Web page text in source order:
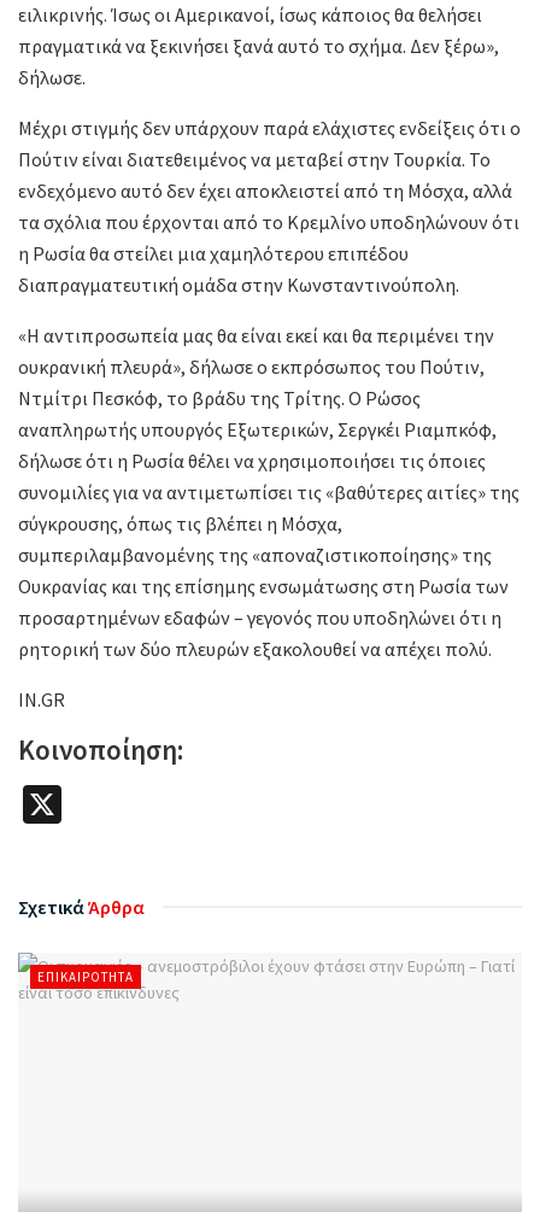
ειλικρινής. Ίσως οι Αμερικανοί, ίσως κάποιος θα θελήσει
πραγματικά να ξεκινήσει ξανά αυτό το σχήμα. Δεν ξέρω»,
δήλωσε.
Μέχρι στιγμής δεν υπάρχουν παρά ελάχιστες ενδείξεις ότι ο
Πούτιν είναι διατεθειμένος να μεταβεί στην Τουρκία. Το
ενδεχόμενο αυτό δεν έχει αποκλειστεί από τη Μόσχα, αλλά
τα σχόλια που έρχονται από το Κρεμλίνο υποδηλώνουν ότι
η Ρωσία θα στείλει μια χαμηλότερου επιπέδου
διαπραγματευτική ομάδα στην Κωνσταντινούπολη.
«Η αντιπροσωπεία μας θα είναι εκεί και θα περιμένει την
ουκρανική πλευρά», δήλωσε ο εκπρόσωπος του Πούτιν,
Ντμίτρι Πεσκόφ, το βράδυ της Τρίτης. Ο Ρώσος
αναπληρωτής υπουργός Εξωτερικών, Σεργκέι Ριαμπκόφ,
δήλωσε ότι η Ρωσία θέλει να χρησιμοποιήσει τις όποιες
συνομιλίες για να αντιμετωπίσει τις «βαθύτερες αιτίες» της
σύγκρουσης, όπως τις βλέπει η Μόσχα,
συμπεριλαμβανομένης της «αποναζιστικοποίησης» της
Ουκρανίας και της επίσημης ενσωμάτωσης στη Ρωσία των
προσαρτημένων εδαφών – γεγονός που υποδηλώνει ότι η
ρητορική των δύο πλευρών εξακολουθεί να απέχει πολύ.
IN.GR
Κοινοποίηση:
ΣχετικάΆρθρα
ΕΠΙΚΑΙΡΌΤΗΤΑ